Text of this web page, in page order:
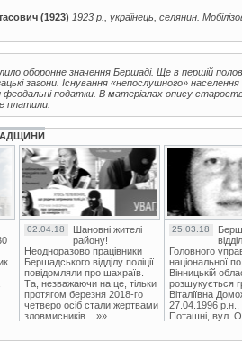
(1923) 1923 р., українець, селянин.
оборонне значення Бершаді. Ще в першій
загони. Існування «непослушного»
податки. В матеріалах опису
платили.
02.04.18
Шановні жителі
району!
Неодноразово працівники
Бершадського відділу поліції
повідомляли про шахраїв.
Та, незважаючи на це, тільки
протягом березня 2018-го
четверо осіб стали жертвами
зловмисників....»»
25.03.18
Головного
національної
Вінницькій
розшукується
Віталіївна
27.04.1996 р.н.,
Поташні, вул.